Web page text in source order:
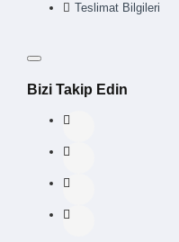
Teslimat Bilgileri
Bizi Takip Edin